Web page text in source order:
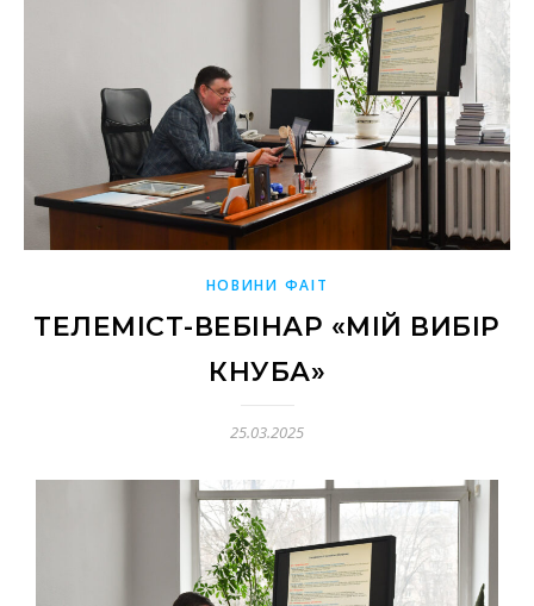
НОВИНИ ФАІТ
ТЕЛЕМІСТ-ВЕБІНАР «МІЙ ВИБІР
КНУБА»
25.03.2025